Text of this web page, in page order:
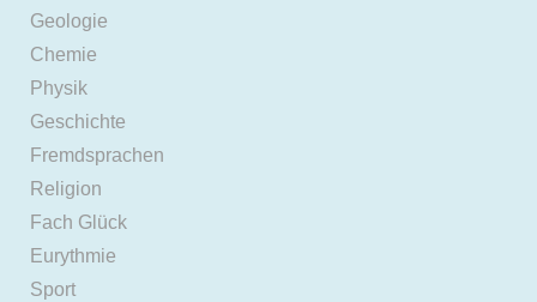
Geologie
Chemie
Physik
Geschichte
Fremdsprachen
Religion
Fach Glück
Eurythmie
Sport